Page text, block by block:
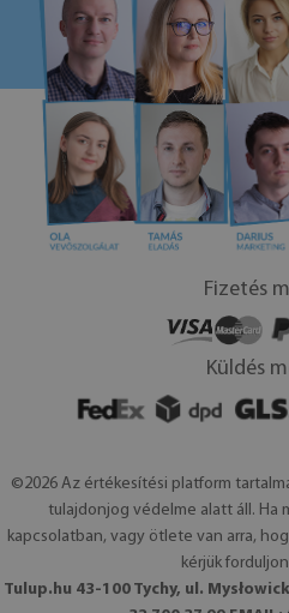
Fizetés
Küldés
©2026 Az értékesítési platform
tulajdonjog védelme alatt áll. Ha
kapcsolatban, vagy ötlete van arra,
kérjük
Tulup.hu 43-100 Tychy, ul.